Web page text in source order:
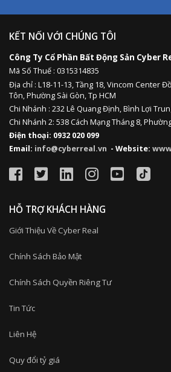
KẾT NỐI VỚI CHÚNG TÔI
Công Ty Cổ Phần Bất Động Sản Cyber
Mã Số Thuế : 0315314835
Địa chỉ : L18-11-13,Tầng 18, Vincom Center
Tôn, Phường Sài Gòn, Tp HCM
Chi Nhánh : 232 Lê Quang Định,Bình Lợi
Chi Nhánh 2: 538 Cách Mạng Tháng 8,
Điện thoại: 0932 020 099
Email: info@cyberreal.vn - Website:
HỖ TRỢ KHÁCH HÀNG
Giới Thiệu Về Cyber Real
Chính Sách Bảo Mật
Chính Sách Quyền Riêng Tư
Tin Tức
Liên Hệ
Quy đổi tỷ giá